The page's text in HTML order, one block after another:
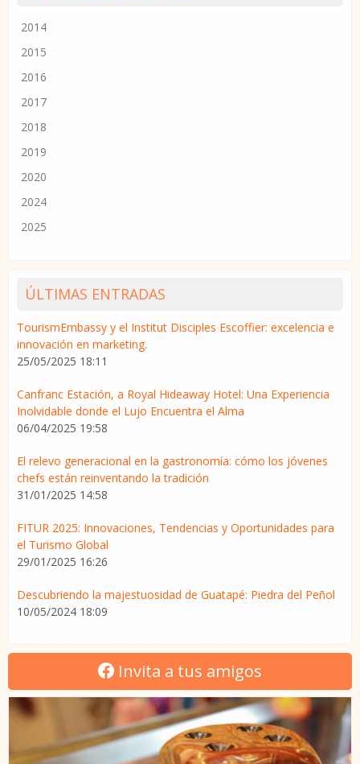
2014
2015
2016
2017
2018
2019
2020
2024
2025
ÚLTIMAS ENTRADAS
TourismEmbassy y el Institut Disciples Escoffier: excelencia e
innovación en marketing.
25/05/2025 18:11
Canfranc Estación, a Royal Hideaway Hotel: Una Experiencia
Inolvidable donde el Lujo Encuentra el Alma
06/04/2025 19:58
El relevo generacional en la gastronomía: cómo los jóvenes
chefs están reinventando la tradición
31/01/2025 14:58
FITUR 2025: Innovaciones, Tendencias y Oportunidades para
el Turismo Global
29/01/2025 16:26
Descubriendo la majestuosidad de Guatapé: Piedra del Peñol
10/05/2024 18:09
Invita a tus amigos